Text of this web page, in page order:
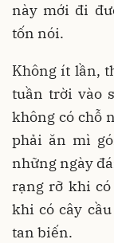
này mới đi
tốn nói.
Không ít lần,
tuần trời vào
không có chỗ
phải ăn mì
những ngày
rạng rỡ khi
khi có cây
tan biến.